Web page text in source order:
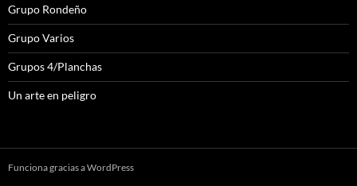
Grupo Rondeño
Grupo Varios
Grupos 4/Planchas
Un arte en peligro
Funciona gracias a WordPress